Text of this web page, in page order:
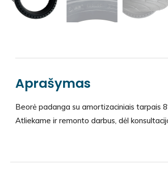
Aprašymas
Beorė padanga su amortizaciniais tarpais
Atliekame ir remonto darbus, dėl